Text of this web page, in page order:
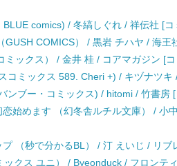
comics) / 冬縞しぐれ / 祥伝社 [コ
GUSH COMICS） / 黒岩 チハヤ / 海王
ミックス） / 金井 桂 / コアマガジン [
コミックス 589. Cheri +) / キヅナツキ
ンブー・コミックス) / hitomi / 竹書房
始めます （幻冬舎ルチル文庫） / 小
（秒で分かるBL） / 汀 えいじ / リブ
ックス ユニ） / Byeonduck / フロンテ